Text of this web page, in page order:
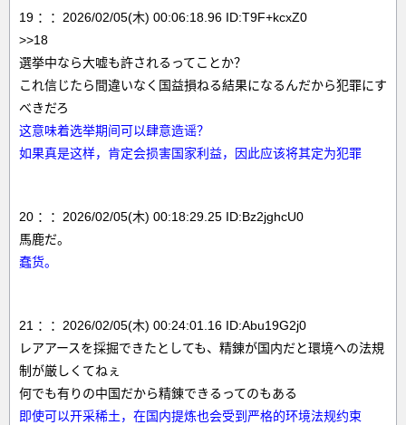
19 ：：2026/02/05(木) 00:06:18.96 ID:T9F+kcxZ0
>>18
選挙中なら大嘘も許されるってことか？
これ信じたら間違いなく国益損ねる結果になるんだから犯罪にす
べきだろ
这意味着选举期间可以肆意造谣？
如果真是这样，肯定会损害国家利益，因此应该将其定为犯罪
20 ：：2026/02/05(木) 00:18:29.25 ID:Bz2jghcU0
馬鹿だ。
蠢货。
21 ：：2026/02/05(木) 00:24:01.16 ID:Abu19G2j0
レアアースを採掘できたとしても、精錬が国内だと環境への法規
制が厳しくてねぇ
何でも有りの中国だから精錬できるってのもある
即使可以开采稀土，在国内提炼也会受到严格的环境法规约束